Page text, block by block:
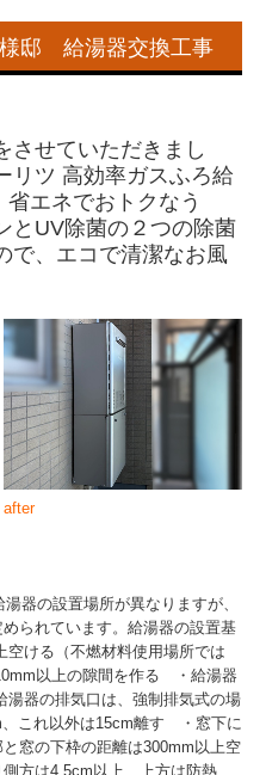
邸 給湯器交換工事
させていただきまし
リツ 高効率ガスふろ給
エネでおトクなう
とUV除菌の２つの除菌
で、エコで清潔なお風
after
器の設置場所が異なりますが、
られています。給湯器の設置基
空ける（不燃材料使用場所では
以上の隙間を作る ・給湯器
器の排気口は、強制排気式の場
これ以外は15cm離す ・窓下に
窓の下枠の距離は300mm以上空
方は4.5cm以上、上方は防熱